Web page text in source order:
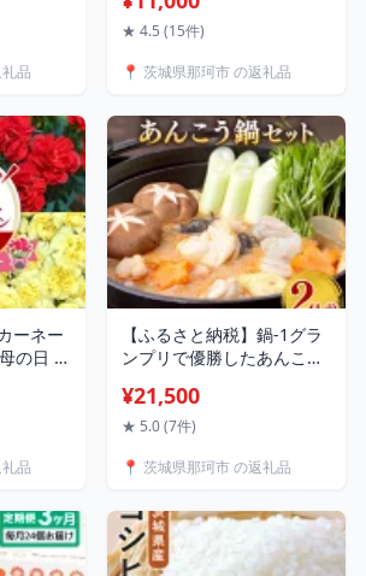
舞茸
茸 は
安心
送 新
贈り物
品
せ 多肉植物 観葉植物 イン
テリア 寄せ植え 誕生日プ
葉 おまかせ セット 植物 苗
送 栽培 ガーデニング 寄せ
植え用 韓国苗 多肉専科 送
料無料
★ 4.5 (15件)
📍 茨城県那珂市 の返礼品
ーネー
の日 ま
ト ギ
花 ア
レン
はは
料
品
【ふるさと納税】鍋-1グラ
ンプリで優勝したあんこう
鍋セット グルメ 鮟鱇鍋 あ
んこう鍋 国産 鮟鱇 郷土料
寄せ 老舗 どぶ汁 あん肝 鍋
アンコウ鍋 水産加工 茨城
県共通返礼品 北茨城市産
送料無料
¥21,500
★ 5.0 (7件)
📍 茨城県那珂市 の返礼品